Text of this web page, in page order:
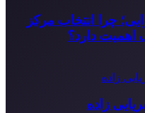
چرا انتخاب مرکز
اهمیت دارد؟
زاده